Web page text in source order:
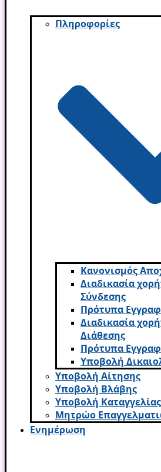
Πληροφορίες
Κανονισμός
Διαδικασία
Σύνδεσης
Πρότυπα
Διαδικασία
Διάθεσης
Πρότυπα
Υποβολή
Υποβολή Αίτησης
Υποβολή Βλάβης
Υποβολή Καταγγελίας
Μητρώο
Ενημέρωση